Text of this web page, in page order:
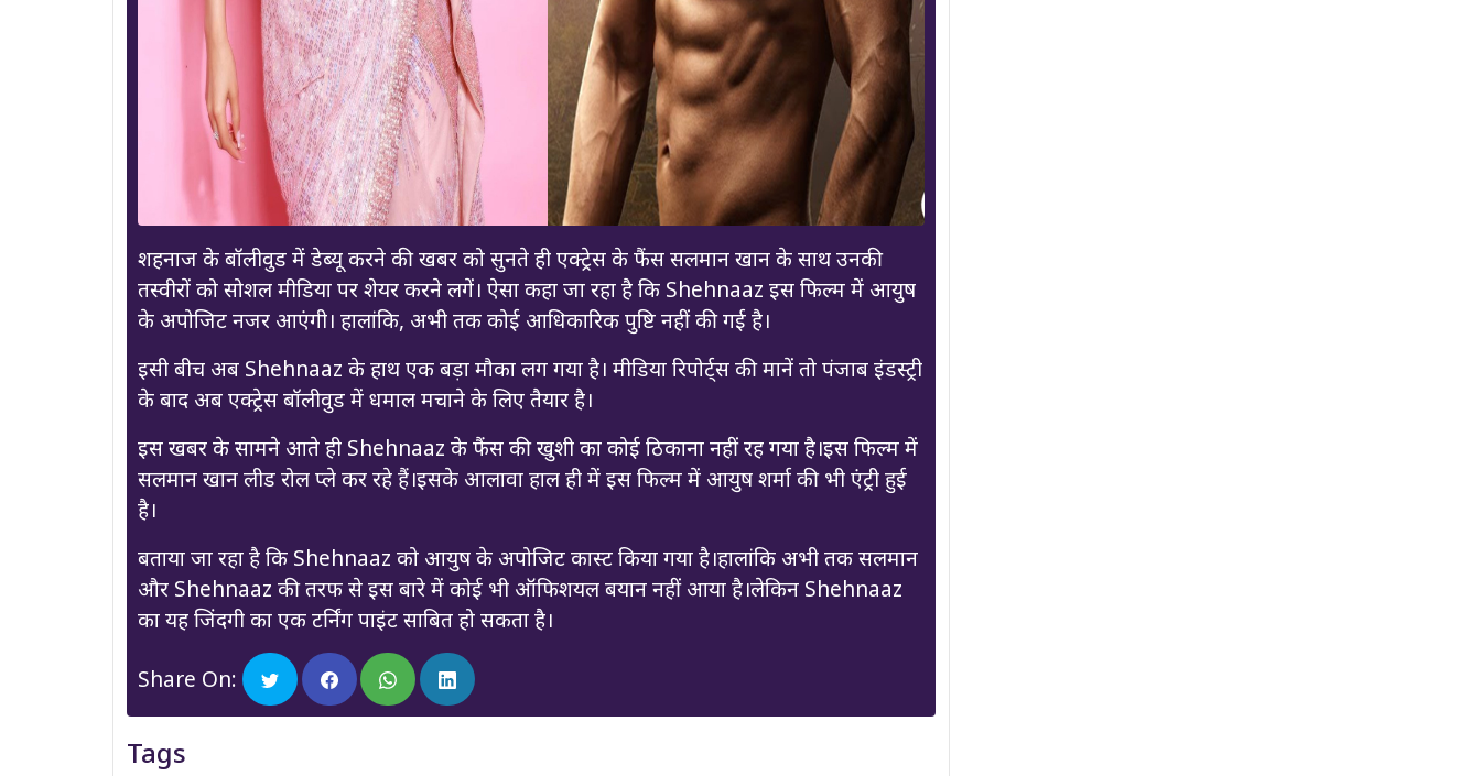
शहनाज के बॉलीवुड में डेब्यू करने की खबर को सुनते ही एक्ट्रेस के फैंस सलमान खान के साथ उनकी
तस्वीरों को सोशल मीडिया पर शेयर करने लगें। ऐसा कहा जा रहा है कि Shehnaaz इस फिल्म में आयुष
के अपोजिट नजर आएंगी। हालांकि, अभी तक कोई आधिकारिक पुष्टि नहीं की गई है।
इसी बीच अब Shehnaaz के हाथ एक बड़ा मौका लग गया है। मीडिया रिपोर्ट्स की मानें तो पंजाब इंडस्ट्री
के बाद अब एक्ट्रेस बॉलीवुड में धमाल मचाने के लिए तैयार है।
इस खबर के सामने आते ही Shehnaaz के फैंस की खुशी का कोई ठिकाना नहीं रह गया है।इस फिल्म में
सलमान खान लीड रोल प्ले कर रहे हैं।इसके आलावा हाल ही में इस फिल्म में आयुष शर्मा की भी एंट्री हुई
है।
बताया जा रहा है कि Shehnaaz को आयुष के अपोजिट कास्ट किया गया है।हालांकि अभी तक सलमान
और Shehnaaz की तरफ से इस बारे में कोई भी ऑफिशयल बयान नहीं आया है।लेकिन Shehnaaz
का यह जिंदगी का एक टर्निंग पाइंट साबित हो सकता है।
Share On:
Tags